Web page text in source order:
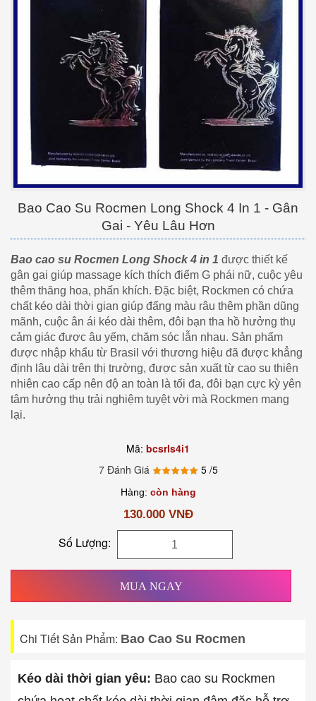
Bao Cao Su Rocmen Long Shock 4 In 1 - Gân
Gai - Yêu Lâu Hơn
Bao cao su Rocmen Long Shock 4 in 1 được thiết kế
gân gai giúp massage kích thích điểm G phái nữ, cuộc yêu
thêm thăng hoa, phấn khích. Đặc biệt, Rockmen có chứa
chất kéo dài thời gian giúp đấng màu râu thêm phần dũng
mãnh, cuộc ân ái kéo dài thêm, đôi bạn tha hồ hưởng thụ
cảm giác được âu yếm, chăm sóc lẫn nhau. Sản phẩm
được nhập khẩu từ Brasil với thương hiệu đã được khẳng
định lâu dài trên thị trường, được sản xuất từ cao su thiên
nhiên cao cấp nên độ an toàn là tối đa, đôi bạn cực kỳ yên
tâm hưởng thụ trải nghiệm tuyệt vời mà Rockmen mang
lại.
Mã: bcsrls4i1
7 Đánh Giá
5 /5
Hàng: còn hàng
130.000 VNĐ
Số Lượng:
MUA NGAY
Chi Tiết Sản Phẩm: Bao Cao Su Rocmen
Kéo dài thời gian yêu: Bao cao su Rockmen